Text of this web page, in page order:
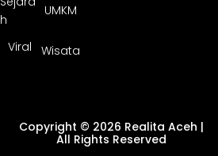
h
UMKM
Viral Wisata
Copyright © 2026 Realita Aceh |
All Rights Reserved